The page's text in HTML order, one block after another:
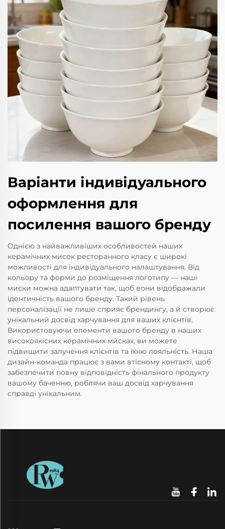
Варіанти індивідуального
оформлення для
посилення вашого бренду
Однією з найважливіших особливостей наших
керамічних мисок ресторанного класу є широкі
можливості для індивідуального налаштування. Від
кольору та форми до розміщення логотипу — наші
миски можна адаптувати так, щоб вони відображали
ідентичність вашого бренду. Такий рівень
персоналізації не лише сприяє брендингу, а й створює
унікальний досвід харчування для ваших клієнтів.
Використовуючи елементи вашого бренду в наших
високоякісних керамічних мисках, ви можете
підвищити залучення клієнтів та їхню лояльність. Наша
дизайн-команда працює з вами втісному контакті, щоб
забезпечити повну відповідність фінального продукту
вашому баченню, роблячи ваш досвід харчування
справді унікальним.